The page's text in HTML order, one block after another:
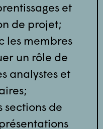
et
de projet;
membres
un rôle de
analystes et
de